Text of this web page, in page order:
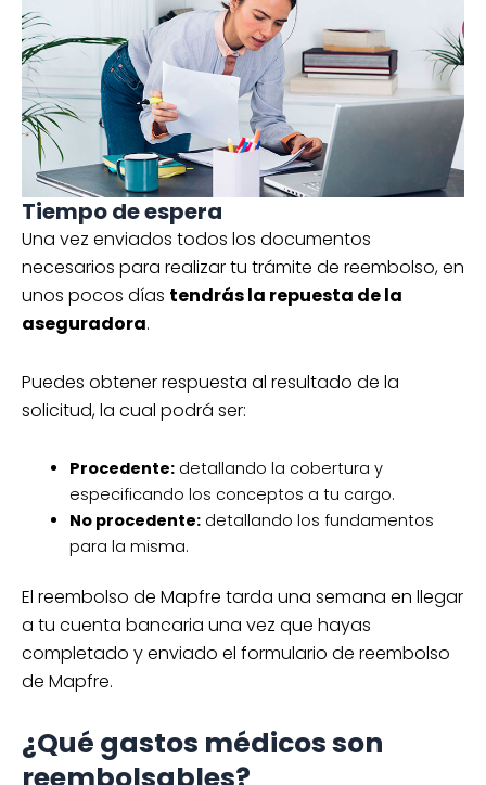
Tiempo de espera
Una vez enviados todos los documentos
necesarios para realizar tu trámite de reembolso, en
unos pocos días tendrás la repuesta de la
aseguradora.
Puedes obtener respuesta al resultado de la
solicitud, la cual podrá ser:
Procedente:detallando la cobertura y
especificando los conceptos a tu cargo.
No procedente:detallando los fundamentos
para la misma.
El reembolso de Mapfre tarda una semana en llegar
a tu cuenta bancaria una vez que hayas
completado y enviado el formulario de reembolso
de Mapfre.
¿Qué gastos médicos son